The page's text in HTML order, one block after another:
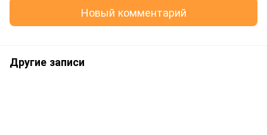
Новый комментарий
Другие записи